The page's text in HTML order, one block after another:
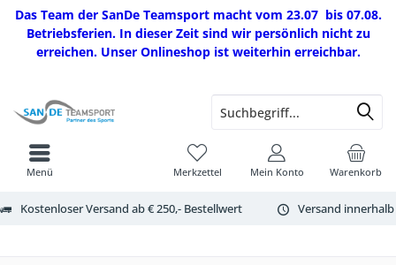
Das Team der SanDe Teamsport macht vom 23.07 bis 07.08.
Betriebsferien. In dieser Zeit sind wir persönlich nicht zu
erreichen. Unser Onlineshop ist weiterhin erreichbar.
Kostenloser Versand ab € 250,- Bestellwert Versand
Warenkorb
Merkzettel Mein Konto
Menü